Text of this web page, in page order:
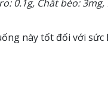
0.1g, Chất béo:
này tốt đối với